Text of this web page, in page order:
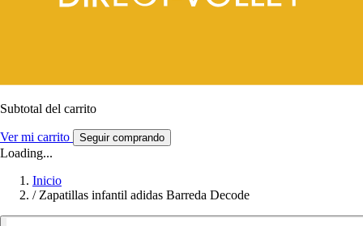
Subtotal del carrito
Ver mi carrito Seguir comprando
Loading...
Inicio
/ Zapatillas infantil adidas Barreda Decode